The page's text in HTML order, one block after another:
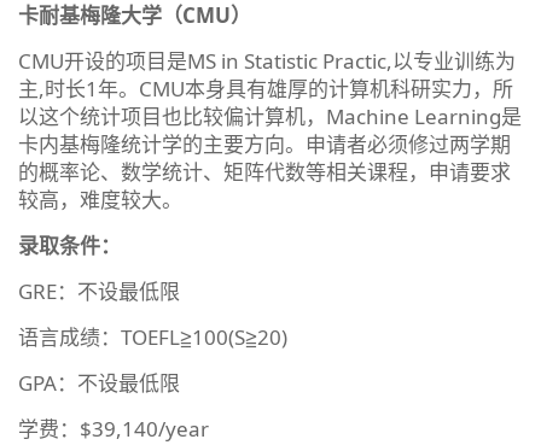
卡耐基梅隆大学（CMU）
CMU开设的项目是MS in Statistic Practic,以专业训练为
主,时长1年。CMU本身具有雄厚的计算机科研实力，所
以这个统计项目也比较偏计算机，Machine Learning是
卡内基梅隆统计学的主要方向。申请者必须修过两学期
的概率论、数学统计、矩阵代数等相关课程，申请要求
较高，难度较大。
录取条件：
GRE：不设最低限
语言成绩：TOEFL≧100(S≧20)
GPA：不设最低限
学费：$39,140/year